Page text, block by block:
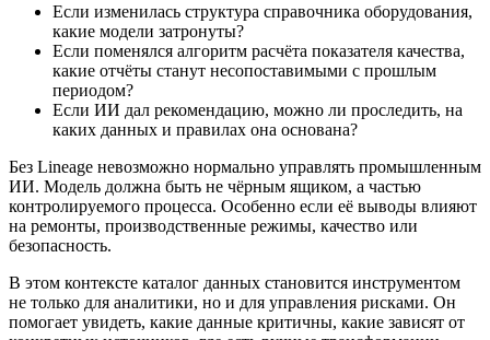
Если изменилась структура справочника оборудования,
какие модели затронуты?
Если поменялся алгоритм расчёта показателя качества,
какие отчёты станут несопоставимыми с прошлым
периодом?
Если ИИ дал рекомендацию, можно ли проследить, на
каких данных и правилах она основана?
Без Lineage невозможно нормально управлять промышленным
ИИ. Модель должна быть не чёрным ящиком, а частью
контролируемого процесса. Особенно если её выводы влияют
на ремонты, производственные режимы, качество или
безопасность.
В этом контексте каталог данных становится инструментом
не только для аналитики, но и для управления рисками. Он
помогает увидеть, какие данные критичны, какие зависят от